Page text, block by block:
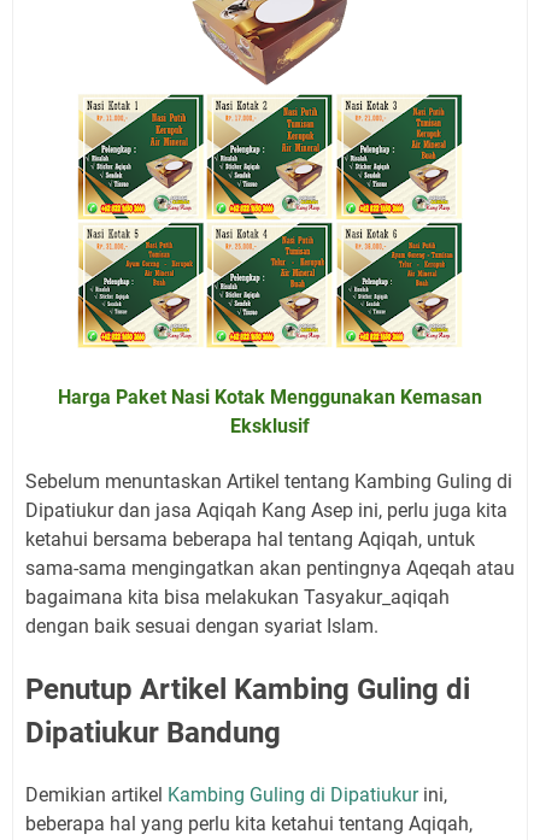
Harga Paket Nasi Kotak Menggunakan Kemasan
Eksklusif
Sebelum menuntaskan Artikel tentang Kambing Guling di
Dipatiukur dan jasa Aqiqah Kang Asep ini, perlu juga kita
ketahui bersama beberapa hal tentang Aqiqah, untuk
sama-sama mengingatkan akan pentingnya Aqeqah atau
bagaimana kita bisa melakukan Tasyakur_aqiqah
dengan baik sesuai dengan syariat Islam.
Penutup Artikel Kambing Guling di
Dipatiukur Bandung
Demikian artikel Kambing Guling di Dipatiukurini,
beberapa hal yang perlu kita ketahui tentang Aqiqah,